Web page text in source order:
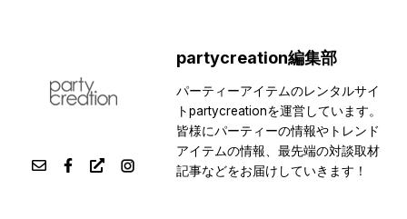
partycreation編集部
パーティーアイテムのレンタルサイ
トpartycreationを運営しています。
皆様にパーティーの情報やトレンド
アイテムの情報、最先端の対談取材
記事などをお届けしていきます！